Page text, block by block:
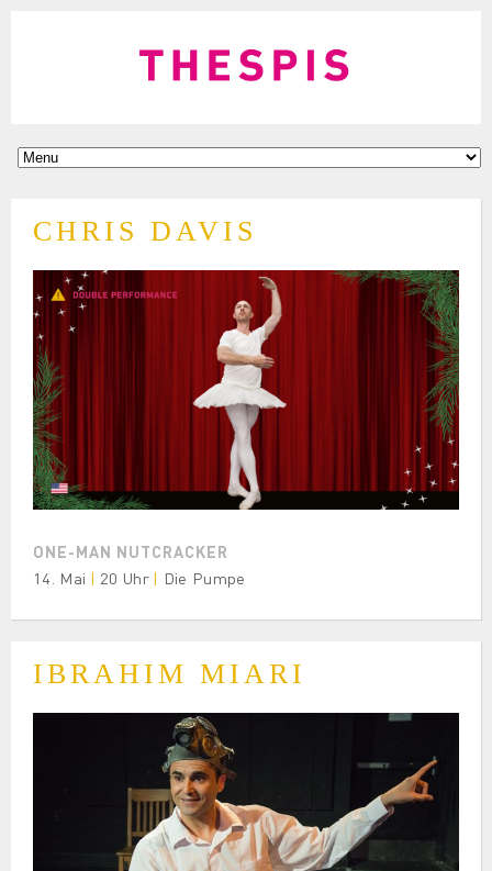
CHRIS DAVIS
ONE-MAN NUTCRACKER
14. Mai | 20 Uhr | Die Pumpe
IBRAHIM MIARI